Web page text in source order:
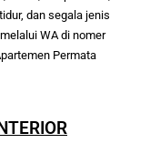
dan segala jenis
furniture lain nya, anda bisa mengubungi kami melalui WA di nomer
Permata